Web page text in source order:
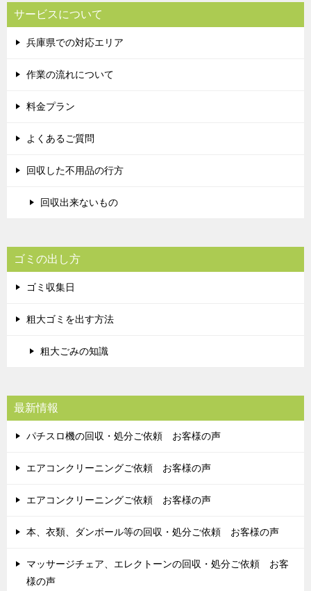
サービスについて
兵庫県での対応エリア
作業の流れについて
料金プラン
よくあるご質問
回収した不用品の行方
回収出来ないもの
ゴミの出し方
ゴミ収集日
粗大ゴミを出す方法
粗大ごみの知識
最新情報
パチスロ機の回収・処分ご依頼 お客様の声
エアコンクリーニングご依頼 お客様の声
エアコンクリーニングご依頼 お客様の声
本、衣類、ダンボール等の回収・処分ご依頼 お客様の声
マッサージチェア、エレクトーンの回収・処分ご依頼 お客
様の声